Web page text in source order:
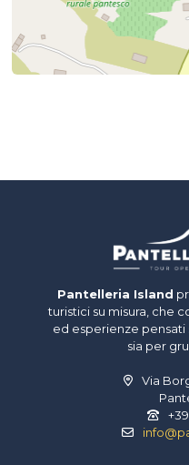
Pantelleria Island
turistici su misura, che
ed esperienze pensati
sia per
Via